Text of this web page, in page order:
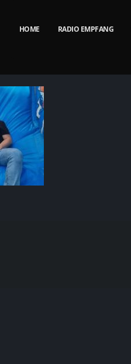
HOME RADIO EMPFANG